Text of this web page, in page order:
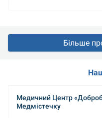
Більше
Медичний Центр
Медмістечку